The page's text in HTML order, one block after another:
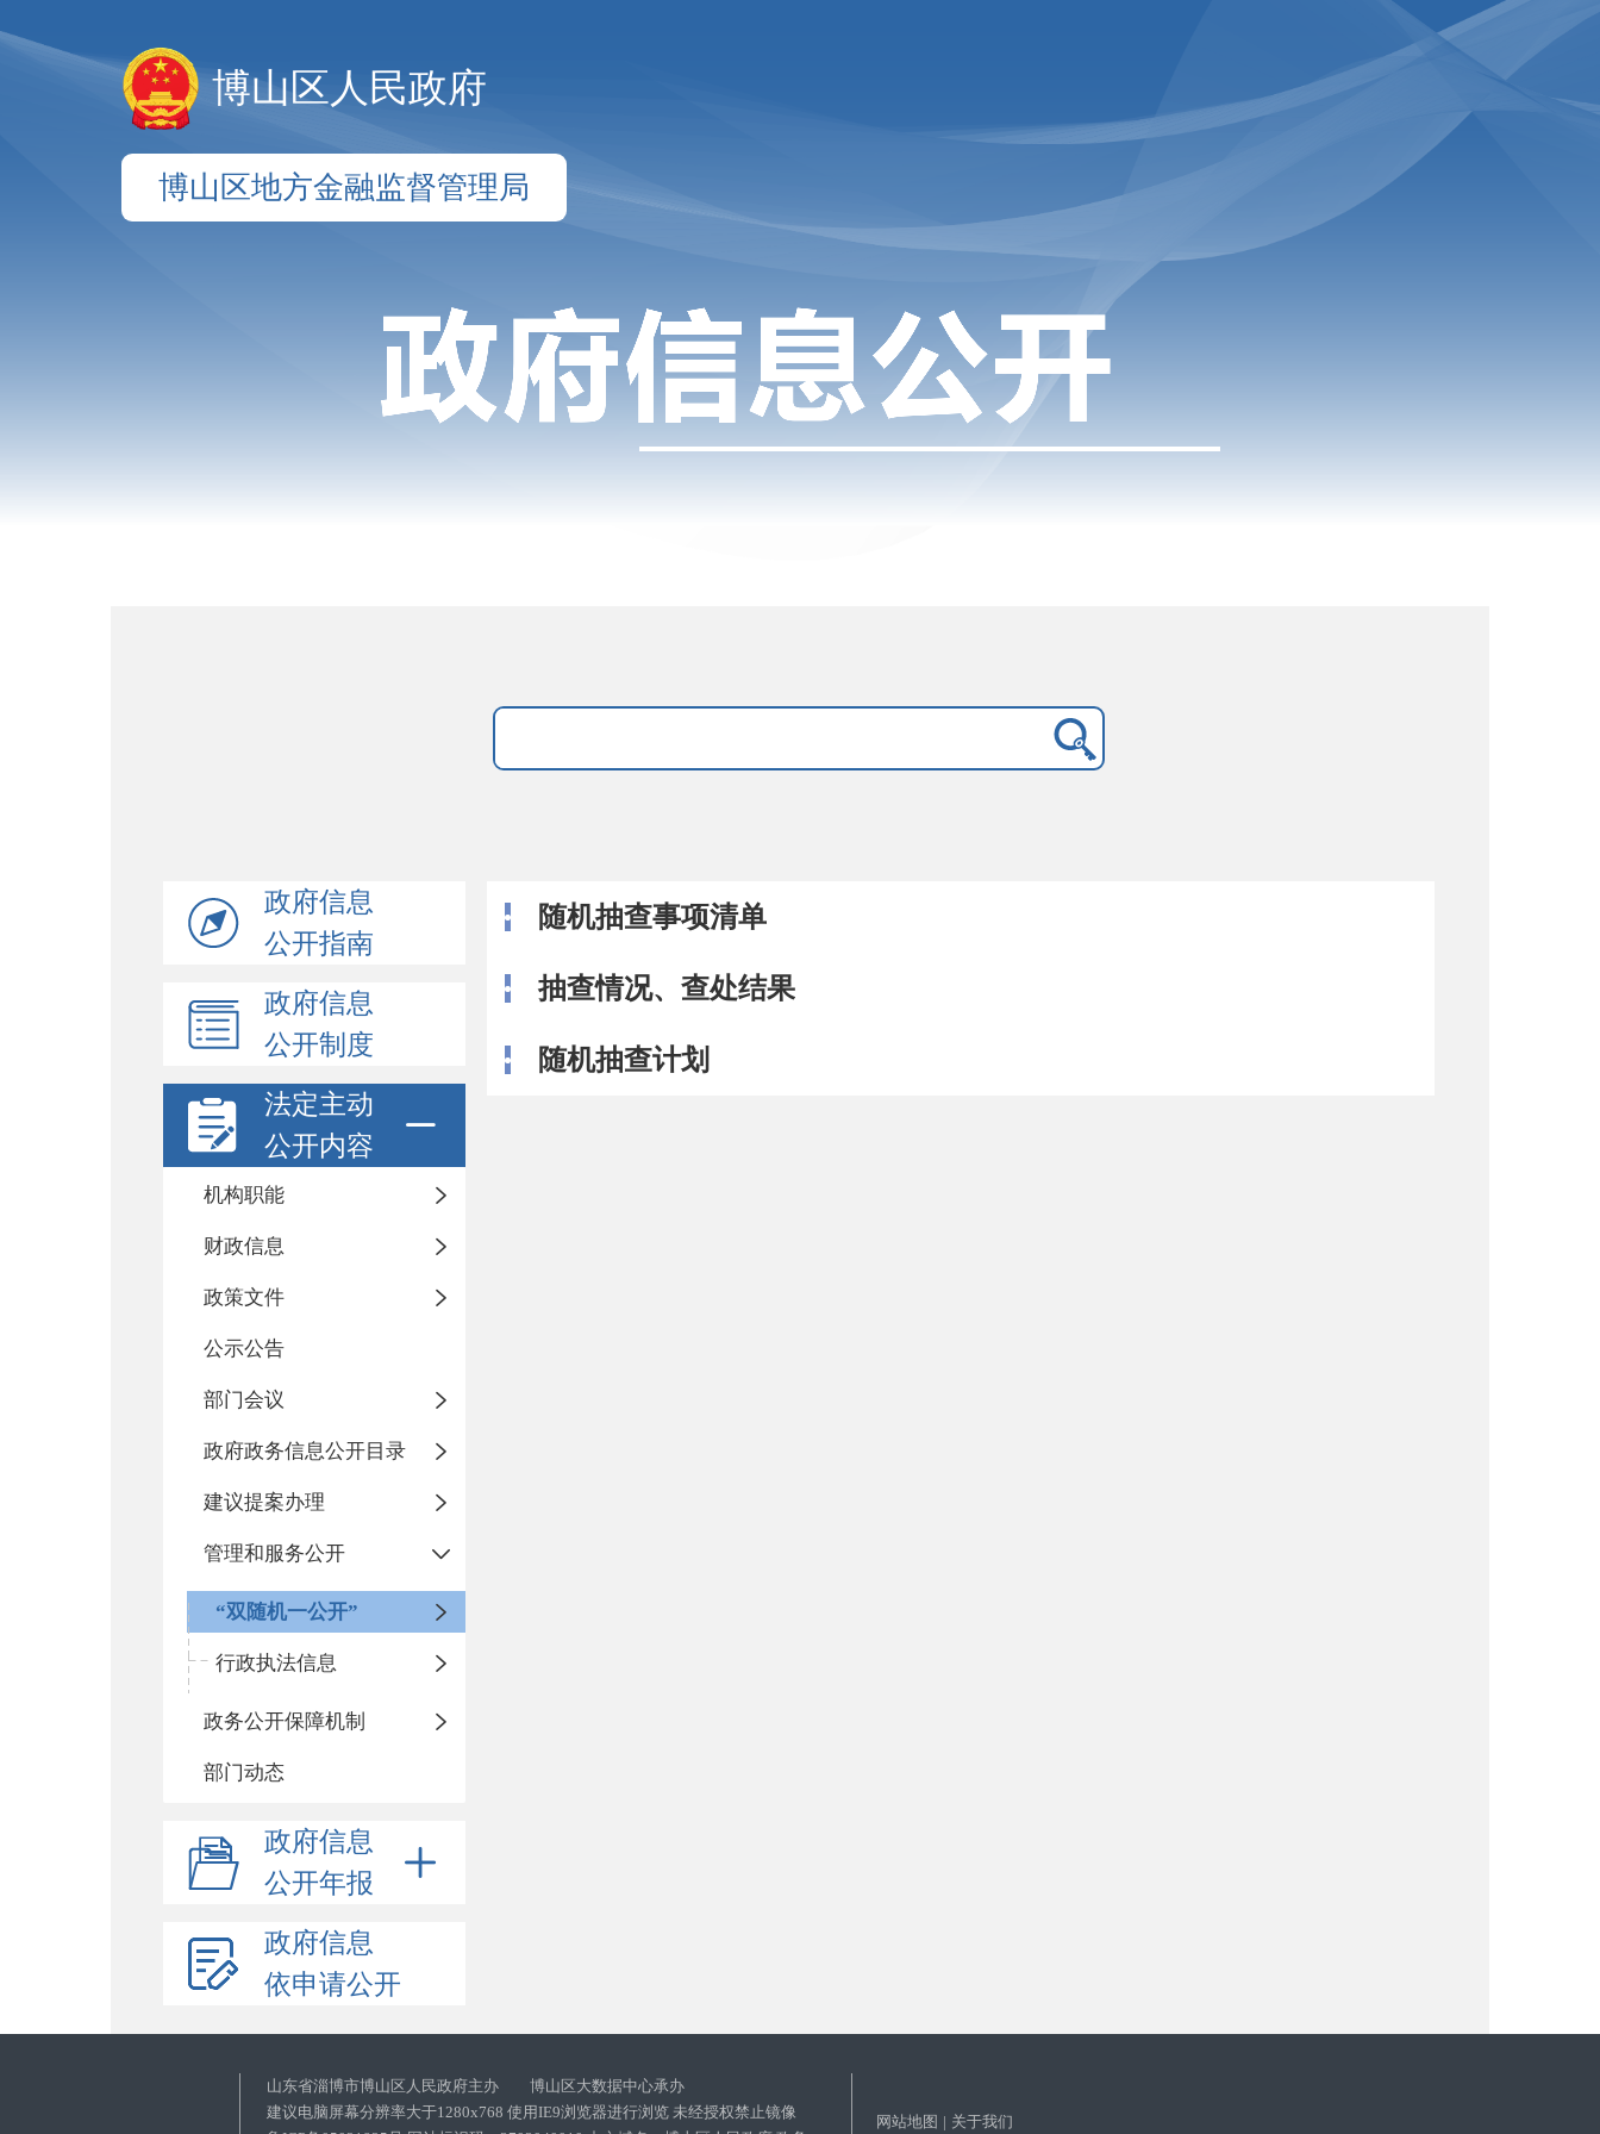
博山区人民政府
博山区地方金融监督管理局
政府信息
公开指南
政府信息
公开制度
法定主动
公开内容
机构职能
财政信息
政策文件
公示公告
部门会议
政府政务信息公开目录
建议提案办理
管理和服务公开
“双随机一公开”
行政执法信息
政务公开保障机制
部门动态
政府信息
公开年报
政府信息
依申请公开
随机抽查事项清单
抽查情况、查处结果
随机抽查计划
山东省淄博市博山区人民政府主办 博山区大数据中心承办
建议电脑屏幕分辨率大于1280x768 使用IE9浏览器进行浏览 未经授权禁止镜像
网站地图 | 关于我们